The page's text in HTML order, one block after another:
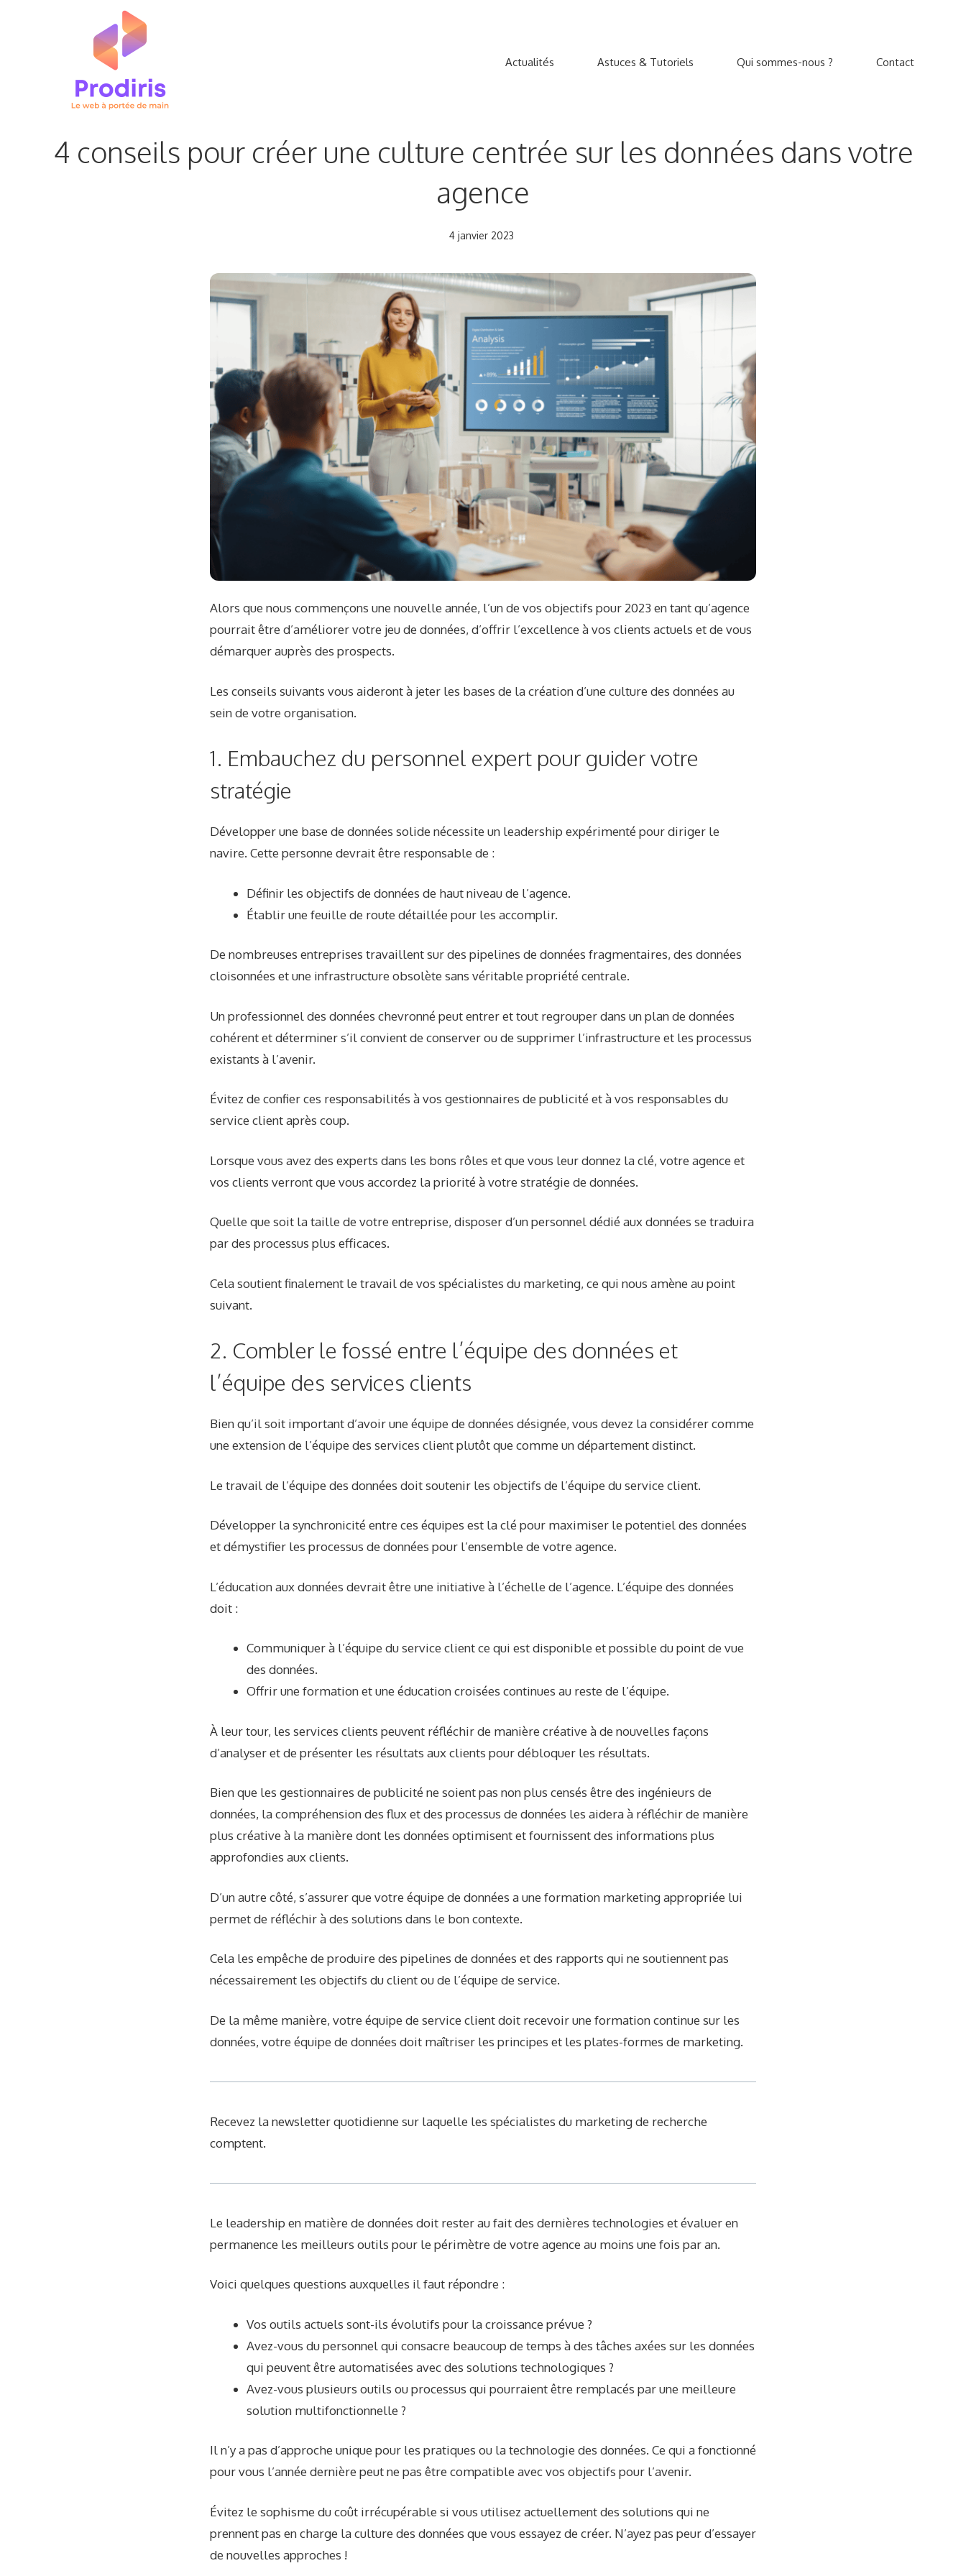
Actualités Astuces & Tutoriels Qui sommes-nous ? Contact
4 conseils pour créer une culture centrée sur les données dans votre
agence
4 janvier 2023
Alors que nous commençons une nouvelle année, l’un de vos objectifs pour 2023 en tant qu’agence
pourrait être d’améliorer votre jeu de données, d’offrir l’excellence à vos clients actuels et de vous
démarquer auprès des prospects.
Les conseils suivants vous aideront à jeter les bases de la création d’une culture des données au
sein de votre organisation.
1. Embauchez du personnel expert pour guider votre
stratégie
Développer une base de données solide nécessite un leadership expérimenté pour diriger le
navire. Cette personne devrait être responsable de :
Définir les objectifs de données de haut niveau de l’agence.
Établir une feuille de route détaillée pour les accomplir.
De nombreuses entreprises travaillent sur des pipelines de données fragmentaires, des données
cloisonnées et une infrastructure obsolète sans véritable propriété centrale.
Un professionnel des données chevronné peut entrer et tout regrouper dans un plan de données
cohérent et déterminer s’il convient de conserver ou de supprimer l’infrastructure et les processus
existants à l’avenir.
Évitez de confier ces responsabilités à vos gestionnaires de publicité et à vos responsables du
service client après coup.
Lorsque vous avez des experts dans les bons rôles et que vous leur donnez la clé, votre agence et
vos clients verront que vous accordez la priorité à votre stratégie de données.
Quelle que soit la taille de votre entreprise, disposer d’un personnel dédié aux données se traduira
par des processus plus efficaces.
Cela soutient finalement le travail de vos spécialistes du marketing, ce qui nous amène au point
suivant.
2. Combler le fossé entre l’équipe des données et
l’équipe des services clients
Bien qu’il soit important d’avoir une équipe de données désignée, vous devez la considérer comme
une extension de l’équipe des services client plutôt que comme un département distinct.
Le travail de l’équipe des données doit soutenir les objectifs de l’équipe du service client.
Développer la synchronicité entre ces équipes est la clé pour maximiser le potentiel des données
et démystifier les processus de données pour l’ensemble de votre agence.
L’éducation aux données devrait être une initiative à l’échelle de l’agence. L’équipe des données
doit :
Communiquer à l’équipe du service client ce qui est disponible et possible du point de vue
des données.
Offrir une formation et une éducation croisées continues au reste de l’équipe.
À leur tour, les services clients peuvent réfléchir de manière créative à de nouvelles façons
d’analyser et de présenter les résultats aux clients pour débloquer les résultats.
Bien que les gestionnaires de publicité ne soient pas non plus censés être des ingénieurs de
données, la compréhension des flux et des processus de données les aidera à réfléchir de manière
plus créative à la manière dont les données optimisent et fournissent des informations plus
approfondies aux clients.
D’un autre côté, s’assurer que votre équipe de données a une formation marketing appropriée lui
permet de réfléchir à des solutions dans le bon contexte.
Cela les empêche de produire des pipelines de données et des rapports qui ne soutiennent pas
nécessairement les objectifs du client ou de l’équipe de service.
De la même manière, votre équipe de service client doit recevoir une formation continue sur les
données, votre équipe de données doit maîtriser les principes et les plates-formes de marketing.
Recevez la newsletter quotidienne sur laquelle les spécialistes du marketing de recherche
comptent.
Le leadership en matière de données doit rester au fait des dernières technologies et évaluer en
permanence les meilleurs outils pour le périmètre de votre agence au moins une fois par an.
Voici quelques questions auxquelles il faut répondre :
Vos outils actuels sont-ils évolutifs pour la croissance prévue ?
Avez-vous du personnel qui consacre beaucoup de temps à des tâches axées sur les données
qui peuvent être automatisées avec des solutions technologiques ?
Avez-vous plusieurs outils ou processus qui pourraient être remplacés par une meilleure
solution multifonctionnelle ?
Il n’y a pas d’approche unique pour les pratiques ou la technologie des données. Ce qui a fonctionné
pour vous l’année dernière peut ne pas être compatible avec vos objectifs pour l’avenir.
Évitez le sophisme du coût irrécupérable si vous utilisez actuellement des solutions qui ne
prennent pas en charge la culture des données que vous essayez de créer. N’ayez pas peur d’essayer
de nouvelles approches !